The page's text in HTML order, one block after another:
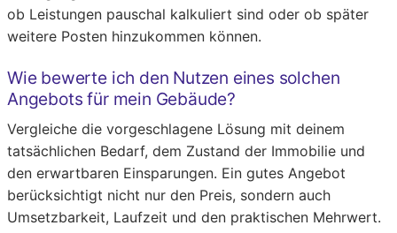
ob Leistungen pauschal kalkuliert sind oder ob später
weitere Posten hinzukommen können.
Wie bewerte ich den Nutzen eines solchen
Angebots für mein Gebäude?
Vergleiche die vorgeschlagene Lösung mit deinem
tatsächlichen Bedarf, dem Zustand der Immobilie und
den erwartbaren Einsparungen. Ein gutes Angebot
berücksichtigt nicht nur den Preis, sondern auch
Umsetzbarkeit, Laufzeit und den praktischen Mehrwert.